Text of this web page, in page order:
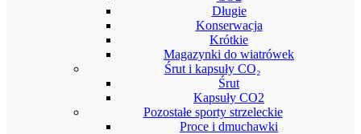
Długie
Konserwacja
Krótkie
Magazynki do wiatrówek
Śrut i kapsuły CO₂
Śrut
Kapsuły CO2
Pozostałe sporty strzeleckie
Proce i dmuchawki